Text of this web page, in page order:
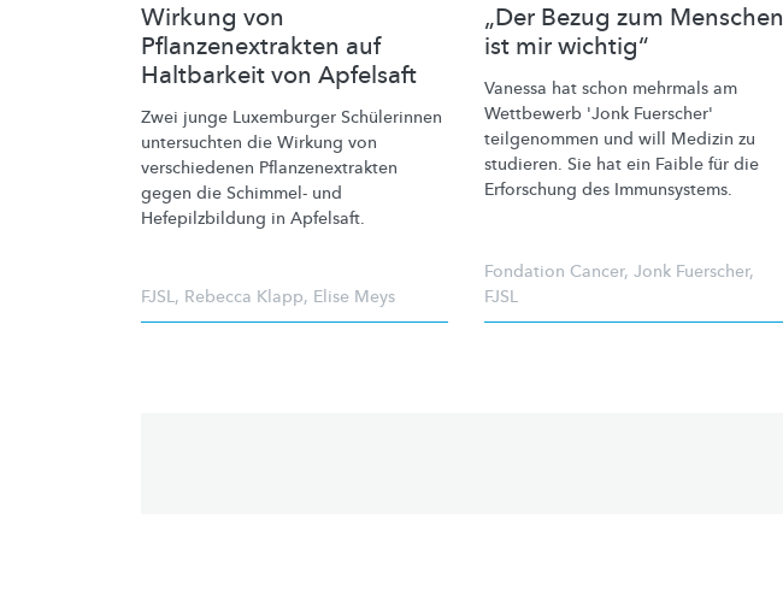
Wirkung von
Pflanzenextrakten auf
Haltbarkeit von Apfelsaft
Zwei junge Luxemburger Schülerinnen
untersuchten die Wirkung von
verschiedenen Pflanzenextrakten
gegen die Schimmel- und
Hefepilzbildung in Apfelsaft.
FJSL, Rebecca Klapp, Elise Meys
„Der Bezug zum Menschen
ist mir wichtig“
Vanessa hat schon mehrmals am
Wettbewerb 'Jonk Fuerscher'
teilgenommen und will Medizin zu
studieren. Sie hat ein Faible für die
Erforschung des Immunsystems.
Fondation Cancer, Jonk Fuerscher,
FJSL